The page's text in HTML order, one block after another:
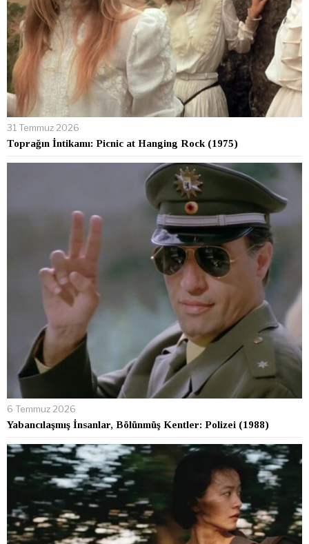
31 Temmuz 2026
Toprağın İntikamı: Picnic at Hanging Rock (1975)
6 Temmuz 2026
Yabancılaşmış İnsanlar, Bölünmüş Kentler: Polizei (1988)